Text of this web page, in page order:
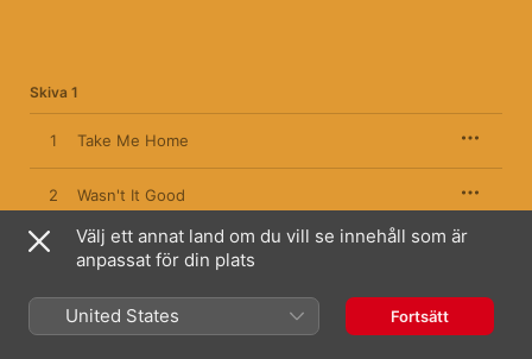
Skiva 1
1 Take Me Home
2 Wasn't It Good
3 Say The Word
4 Happy Was The Day We Met
Välj ett annat land om du vill se innehåll som är
anpassat för din plats
United States Fortsätt